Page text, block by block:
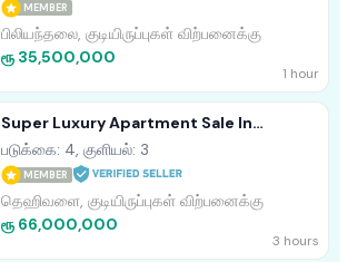
MEMBER
பிலியந்தலை, குடியிருப்புகள் விற்பனைக்கு
ரூ 35,500,000
1 hour
Super Luxury Apartment Sale In
Dehiwala
படுக்கை: 4, குளியல்: 3
MEMBER
தெஹிவளை, குடியிருப்புகள் விற்பனைக்கு
ரூ 66,000,000
3 hours